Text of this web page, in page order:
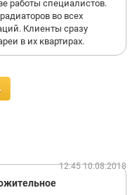
работы специалистов.
во всех
Клиенты сразу
в их квартирах.
12:45 10.08.2018